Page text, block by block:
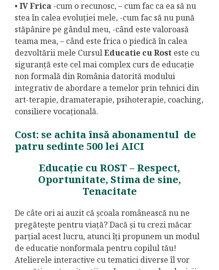
• IV Frica -cum o recunosc, – cum fac ca ea să nu
stea în calea evoluției mele, -cum fac să nu pună
stăpânire pe gândul meu, -când este valoroasă
teama mea, – când este frica o piedică în calea
dezvoltării mele CursulEducatie cu Rost este cu
siguranță este cel mai complex curs de educație
non formală din România datorită modului
integrativ de abordare a temelor prin tehnici din
art-terapie, dramaterapie, psihoterapie, coaching,
consiliere vocațională.
Cost: se achita însă abonamentul de
patru sedinte 500 lei AICI
Educație cu ROST – Respect,
Oportunitate, Stima de sine,
Tenacitate
De câte ori ai auzit că școala românească nu ne
pregătește pentru viață? Dacă și tu crezi măcar
parțial acest lucru, atunci îți propunem un modul
de educatie nonformala pentru copilul tău!
Atelierele interactive cu tematici diverse îl vor